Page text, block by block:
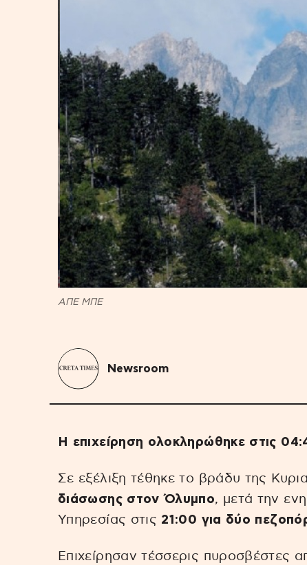
ΑΠΕ ΜΠΕ
Newsroom
Η επιχείρηση ολοκληρώθηκε στις
Σε εξέλιξη τέθηκε το βράδυ της
διάσωσης στον Όλυμπο, μετά την
Υπηρεσίας στις 21:00 για δύο
Επιχείρησαν τέσσερις πυροσβέστες